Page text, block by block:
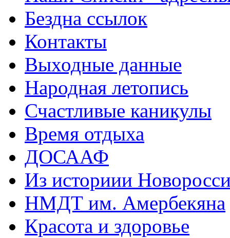
Бездна ссылок
Контакты
Выходные данные
Народная летопись
Счастливые каникулы
Время отдыха
ДОСААФ
Из историии
НМДТ им. Амербекяна
Красота и здоровье